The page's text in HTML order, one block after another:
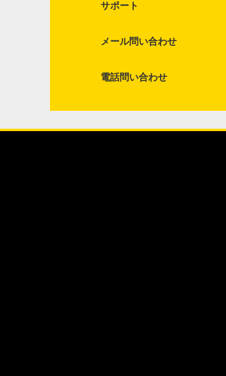
サポート
メール問い合わせ
電話問い合わせ